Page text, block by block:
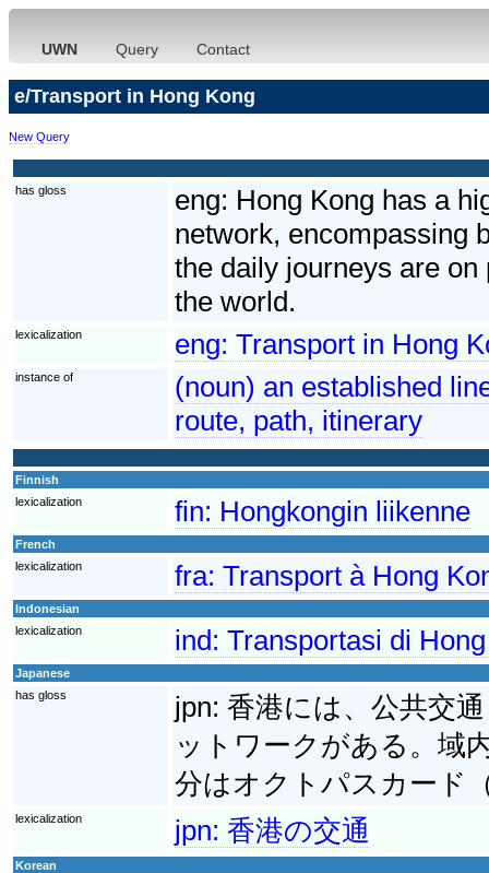
UWN Query Contact
e/Transport in Hong Kong
New Query
has gloss eng: Hong Kong has a
network, encompassing
the daily journeys are
the world.
lexicalization eng: Transport in Hong
instance of
(noun) an established
route, path, itinerary
Finnish
lexicalization
fin: Hongkongin liikenne
French
lexicalization
fra: Transport à Hong
Indonesian
lexicalization
ind: Transportasi di
Japanese
has gloss
jpn: 香港には、公共交
ットワークがある。域
分はオクトパスカード
lexicalization jpn: 香港の交通
Korean